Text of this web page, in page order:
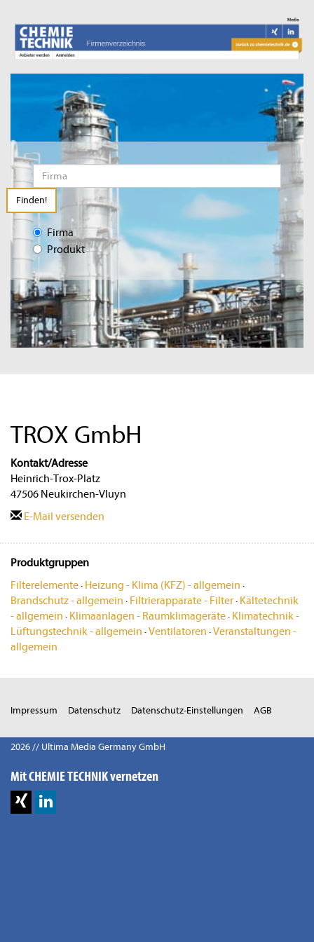
Finden!
Firma
Produkt
TROX GmbH
Kontakt/Adresse
Heinrich-Trox-Platz
47506 Neukirchen-Vluyn
E-Mail versenden
Produktgruppen
Filterelemente· Heizung - Klima (KFZ) - allgemein ·
Brandschutz - allgemein · Filtrierapparate - Filter· Kältetechnik
- allgemein · Klimaanlagen - Raumklimageräte· Klimatechnik -
Lüftungstechnik - allgemein ·Ventilatoren ·Veranstaltungen -
allgemein
Impressum Datenschutz Datenschutz-Einstellungen AGB
2026 // Ultima Media Germany GmbH
Mit CHEMIE TECHNIK vernetzen